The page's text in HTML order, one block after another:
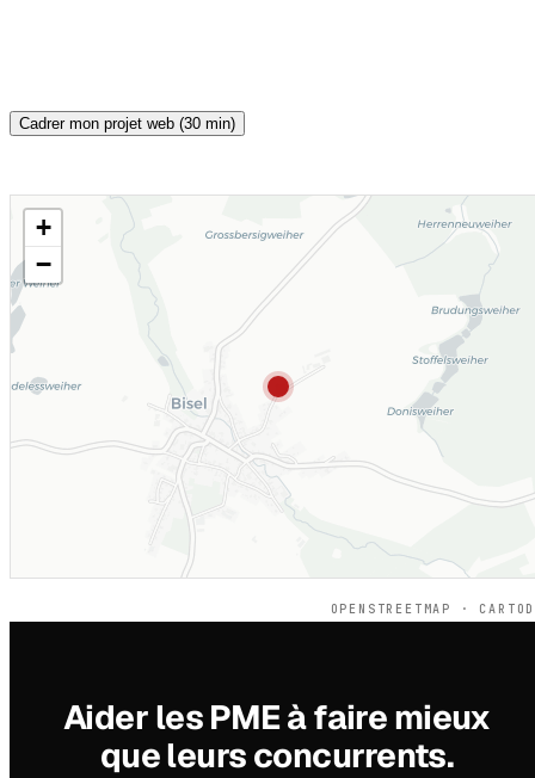
Cadrer mon projet web (30 min)
CARTE INTERACTIVE
+
−
OPENSTREETMAP ·
Aider les PME à faire mieux
que leurs concurrents.